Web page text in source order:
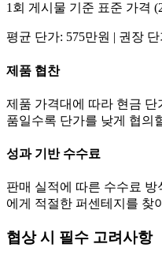
1회 게시물 기준 표준 가격
평균 단가: 575만원 | 권장
제품 협찬
제품 가격대에 따라 현금 단
품일수록 단가를 낮게 협의
성과 기반 수수료
판매 실적에 따른 수수료
에게 적절한 퍼센테지를 찾
협상 시 필수 고려사항